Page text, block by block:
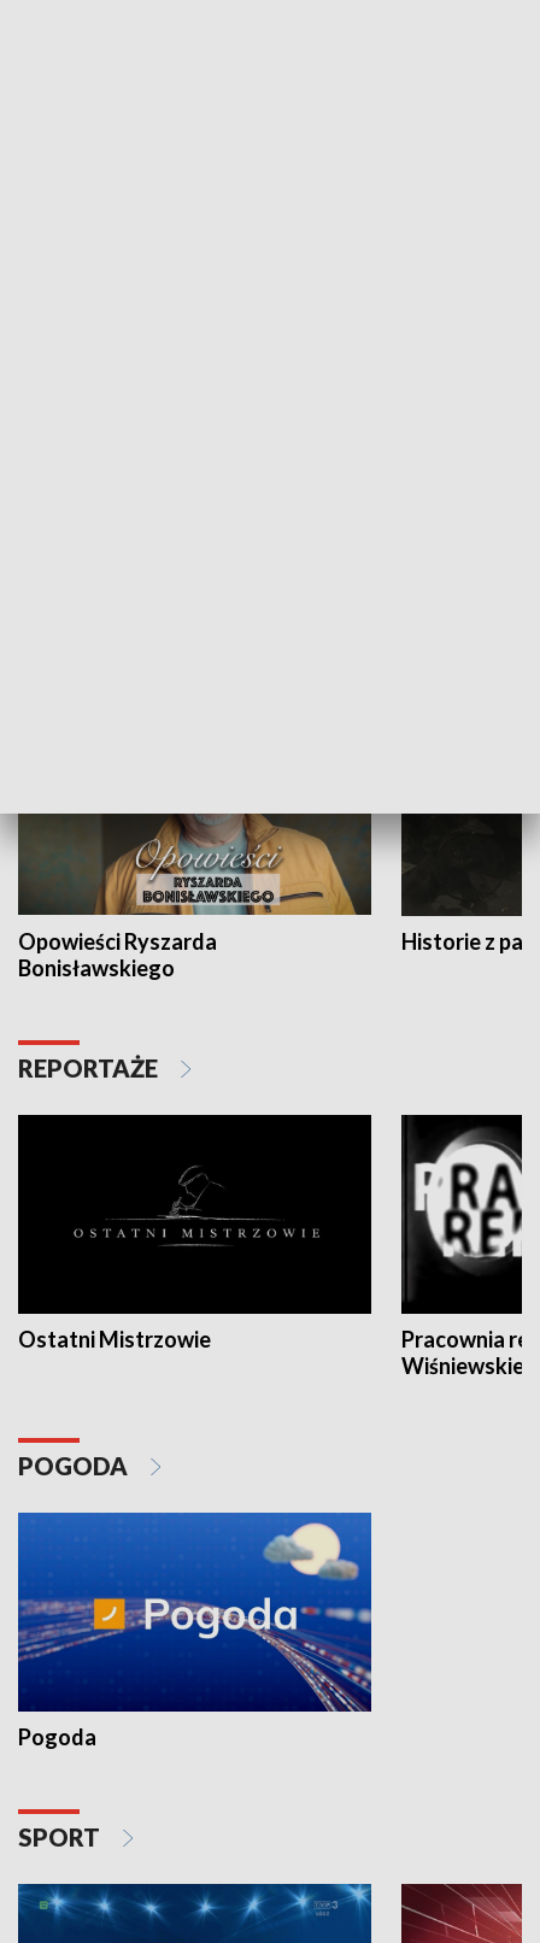
Opowieści Ryszarda
Bonisławskiego
Historie z
REPORTAŻE
Ostatni Mistrzowie
Pracownia
POGODA
Pogoda
SPORT